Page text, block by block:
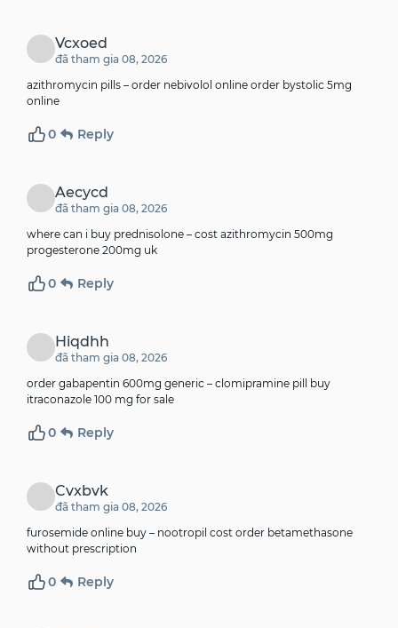
Vcxoed
đã tham gia 08, 2026
azithromycin pills – order nebivolol online order bystolic 5mg
online
0 Reply
Aecycd
đã tham gia 08, 2026
where can i buy prednisolone – cost azithromycin 500mg
progesterone 200mg uk
0 Reply
Hiqdhh
đã tham gia 08, 2026
order gabapentin 600mg generic – clomipramine pill
buy
itraconazole 100 mg for sale
0 Reply
Cvxbvk
đã tham gia 08, 2026
furosemide online buy – nootropil cost order betamethasone
without prescription
0 Reply